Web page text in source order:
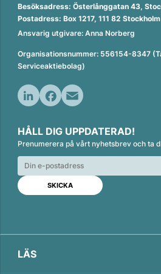
Besöksadress: Österlånggatan 43,
Postadress: Box 1217, 111 82 Stockholm
Ansvarig utgivare: Anna Norberg
Organisationsnummer: 556154-8347
Serviceaktiebolag)
n
k
e
d
n
c
e
b
o
o
k
a
i
l
HÅLL DIG UPPDATERAD!
Prenumerera på vårt nyhetsbrev och ta
LÄS